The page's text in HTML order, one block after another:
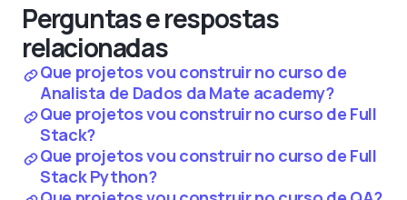
Perguntas e respostas
relacionadas
Que projetos vou construir no curso de
Analista de Dados da Mate academy?
Que projetos vou construir no curso de Full
Stack?
Que projetos vou construir no curso de Full
Stack Python?